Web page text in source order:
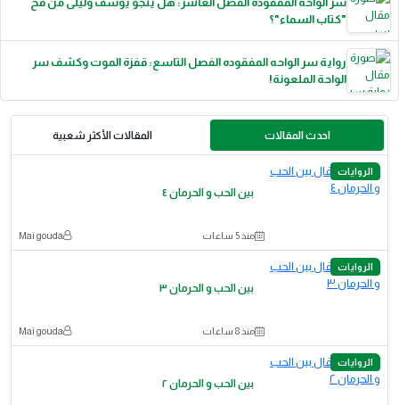
"كتاب السماء"؟
رواية سر الواحه المفقوده الفصل التاسع: قفزة الموت وكشف سر
الواحة الملعونة!
احدث المقالات المقالات الأكثر شعبية
الروايات
بين الحب و الحرمان ٤
منذ 5 ساعات Mai gouda
الروايات
بين الحب و الحرمان ٣
منذ 8 ساعات Mai gouda
الروايات
بين الحب و الحرمان ٢